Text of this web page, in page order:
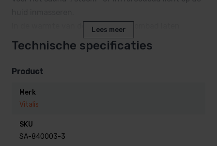
In de warmte van de sauna of stoombad laten
intrekken.
Na de sauna en het relaxen, kunt u deze
aan.
Ook ideaal als haarverzorging, voor toevoeging aan
badwater en voor massage op vochtige huid.
Lees meer
Technische specificaties
Product
Merk
Vitalis
SKU
SA-840003-3